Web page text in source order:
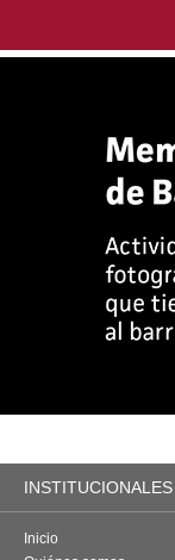
INSTITUCIONALES
Inicio